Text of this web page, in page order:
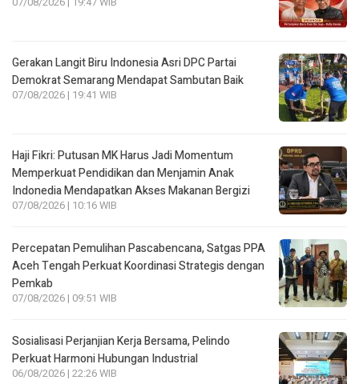
Gerakan Langit Biru Indonesia Asri DPC Partai
Demokrat Semarang Mendapat Sambutan Baik
07/08/2026 | 19:41 WIB
Haji Fikri: Putusan MK Harus Jadi Momentum
Memperkuat Pendidikan dan Menjamin Anak
Indonedia Mendapatkan Akses Makanan Bergizi
07/08/2026 | 10:16 WIB
Percepatan Pemulihan Pascabencana, Satgas PPA
Aceh Tengah Perkuat Koordinasi Strategis dengan
Pemkab
07/08/2026 | 09:51 WIB
Sosialisasi Perjanjian Kerja Bersama, Pelindo
Perkuat Harmoni Hubungan Industrial
06/08/2026 | 22:26 WIB